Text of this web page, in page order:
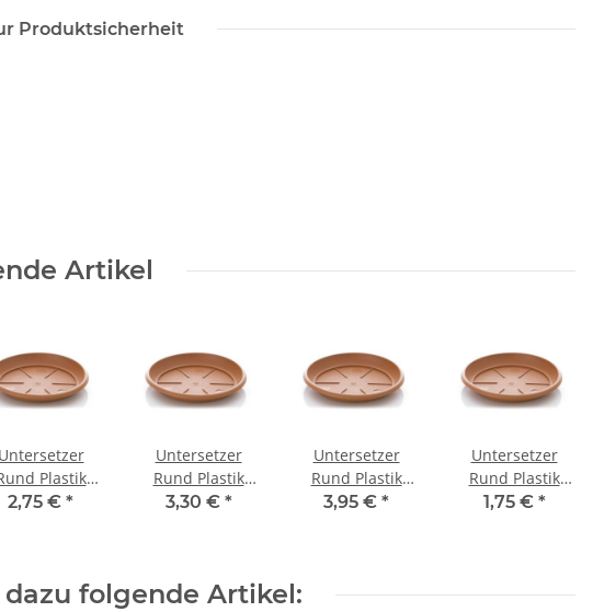
Produktsicherheit
Artikel
Untersetzer
Plastik
Siena terra,
2,75 € *
Untersetzer
Rund Plastik
Siena terra,
3,30 € *
Untersetzer
Rund Plastik
Siena terra,
3,95 € *
Untersetzer
Rund Plastik
Siena, terra,
1,75 € *
folgende Artikel: